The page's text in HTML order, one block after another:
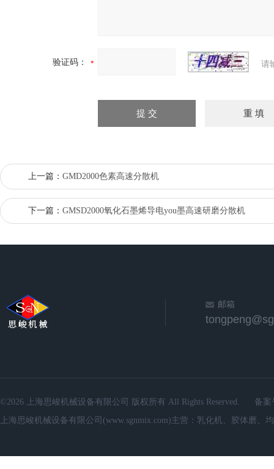
验证码： 请
上一篇： GMD2000色素高速分散机
下一篇： GMSD2000氧化石墨烯导电you墨高速研磨分散机
邮箱
©2026 上海思峻机械设备有限公司 版权所有 All Rights Reserved.
备案
上海思峻机械设备有限公司(www.sgnmix.com)主营：乳化机、胶体磨